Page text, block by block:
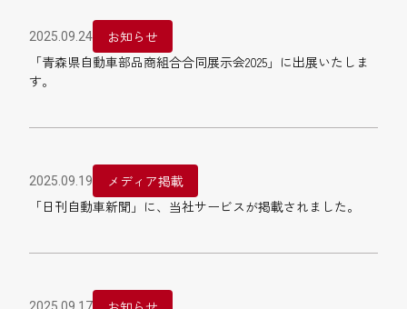
2025.09.24
お知らせ
「青森県自動車部品商組合合同展示会2025」に出展いたしま
す。
2025.09.19
メディア掲載
「日刊自動車新聞」に、当社サービスが掲載されました。
2025.09.17